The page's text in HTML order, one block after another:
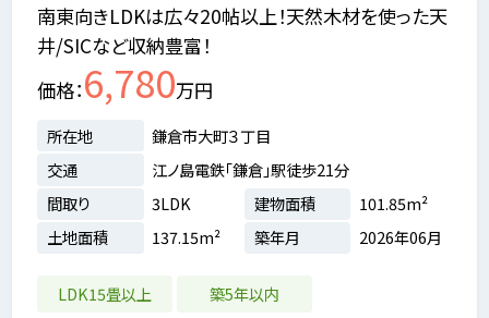
南東向きLDKは広々20帖以上！天然木材を使った天
井/SICなど収納豊富！
価格 6,780万円
所在地
鎌倉市大町３丁目
交通
江ノ島電鉄「鎌倉」駅徒歩21分
間取り
3LDK 建物面積
101.85m²
土地面積
137.15m² 築年月 2026年06月
LDK15畳以上 築5年以内